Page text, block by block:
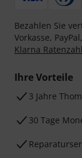
Bezahlen Sie
Vorkasse,
Klarna
Ihre Vorteile
3 Jahre
30 Tage